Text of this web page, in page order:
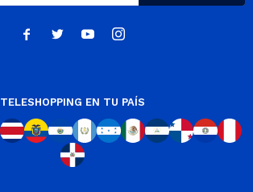
   
TELESHOPPING EN TU PAÍS